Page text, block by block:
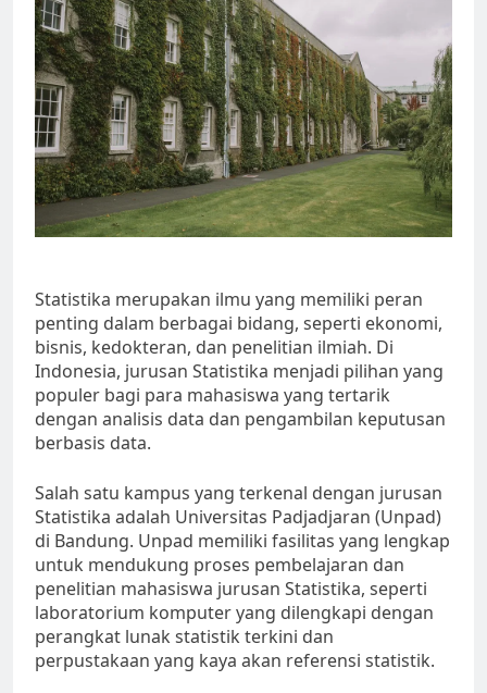
Statistika merupakan ilmu yang memiliki peran
penting dalam berbagai bidang, seperti ekonomi,
bisnis, kedokteran, dan penelitian ilmiah. Di
Indonesia, jurusan Statistika menjadi pilihan yang
populer bagi para mahasiswa yang tertarik
dengan analisis data dan pengambilan keputusan
berbasis data.
Salah satu kampus yang terkenal dengan jurusan
Statistika adalah Universitas Padjadjaran (Unpad)
di Bandung. Unpad memiliki fasilitas yang lengkap
untuk mendukung proses pembelajaran dan
penelitian mahasiswa jurusan Statistika, seperti
laboratorium komputer yang dilengkapi dengan
perangkat lunak statistik terkini dan
perpustakaan yang kaya akan referensi statistik.